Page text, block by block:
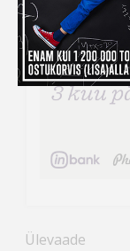
Ülevaade